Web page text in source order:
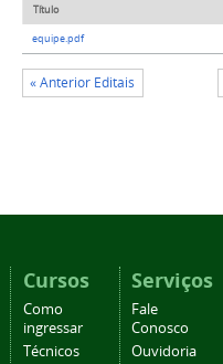
Título
equipe.pdf
« Anterior Editais
Cursos
Como
ingressar
Técnicos
Serviços
Fale
Conosco
Ouvidoria